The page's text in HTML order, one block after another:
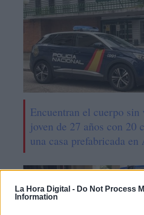
La Hora Digital - Do Not Process
Information
Encuentran el cuerpo sin
joven de 27 años con 20
una casa prefabricada